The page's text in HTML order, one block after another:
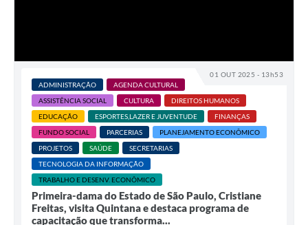
01 OUT 2025 - 13h53
ADMINISTRAÇÃO
AGENDA CULTURAL
ASSISTÊNCIA SOCIAL
CULTURA
DIREITOS HUMANOS
EDUCAÇÃO
ESPORTES,LAZER E JUVENTUDE
FINANÇAS
FUNDO SOCIAL
PARCERIAS
PLANEJAMENTO ECONÔMICO
PROJETOS
SAÚDE
SECRETARIAS
TECNOLOGIA DA INFORMAÇÃO
TRABALHO E DESENV. ECONÔMICO
Primeira-dama do Estado de São Paulo, Cristiane
Freitas, visita Quintana e destaca programa de
capacitação que transforma...